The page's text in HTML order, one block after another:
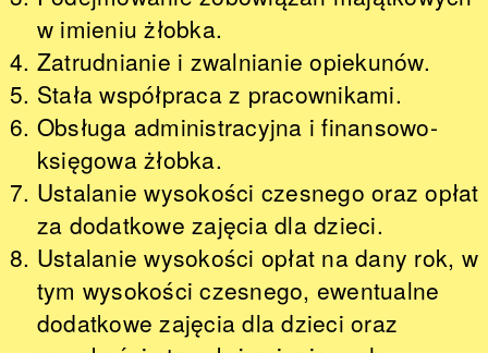
w imieniu żłobka.
Zatrudnianie i zwalnianie opiekunów.
Stała współpraca z pracownikami.
Obsługa administracyjna i finansowo-
księgowa żłobka.
Ustalanie wysokości czesnego oraz opłat
za dodatkowe zajęcia dla dzieci.
Ustalanie wysokości opłat na dany rok, w
tym wysokości czesnego, ewentualne
dodatkowe zajęcia dla dzieci oraz